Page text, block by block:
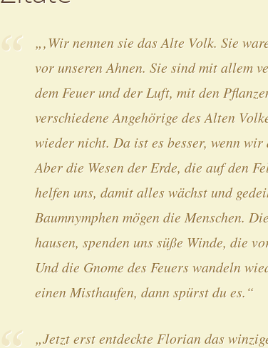
„‚Wir nennen sie das Alte Volk. Sie
vor unseren Ahnen. Sie sind mit allem
dem Feuer und der Luft, mit den
verschiedene Angehörige des Alten
wieder nicht. Da ist es besser, wenn wir
Aber die Wesen der Erde, die auf den
helfen uns, damit alles wächst und
Baumnymphen mögen die Menschen.
hausen, spenden uns süße Winde, die
Und die Gnome des Feuers wandeln
einen Misthaufen, dann spürst du es.“
„Jetzt erst entdeckte Florian das